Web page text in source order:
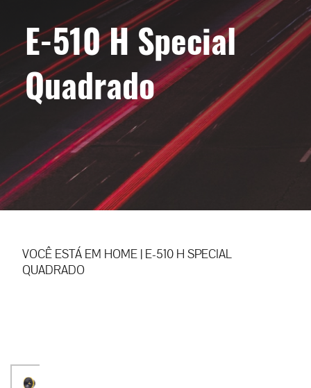
E-510 H Special
Quadrado
VOCÊ ESTÁ EM HOME | E-510 H SPECIAL
QUADRADO